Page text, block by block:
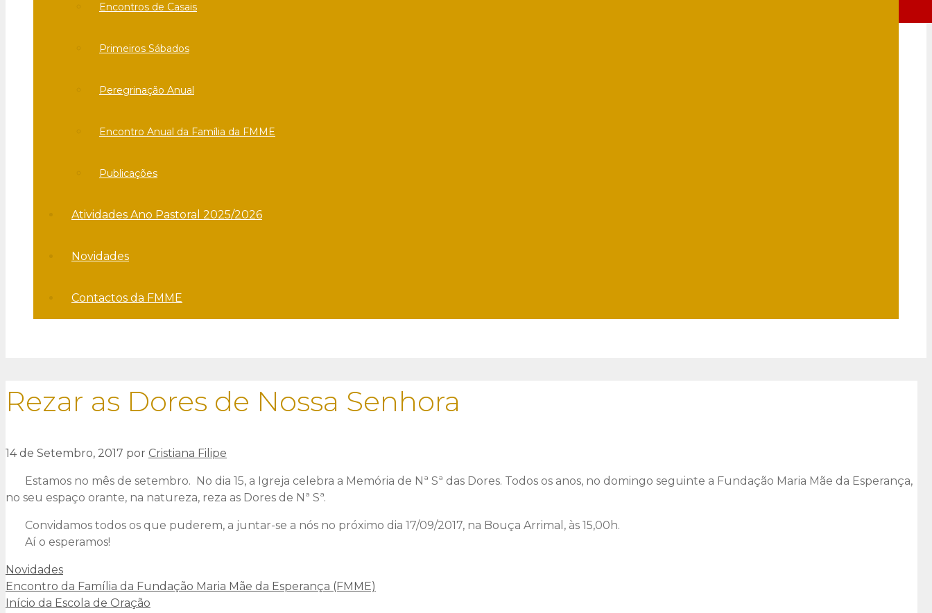
Encontros de Casais
Primeiros Sábados
Peregrinação Anual
Encontro Anual da Família da FMME
Publicações
Atividades Ano Pastoral 2025/2026
Novidades
Contactos da FMME
Rezar as Dores de Nossa Senhora
14 de Setembro, 2017 por Cristiana Filipe
Estamos no mês de setembro. No dia 15, a Igreja celebra a Memória de Nª Sª das Dores. Todos os anos, no domingo seguinte a Fundação Maria Mãe da Esperança,
no seu espaço orante, na natureza, reza as Dores de Nª Sª.
Convidamos todos os que puderem, a juntar-se a nós no próximo dia 17/09/2017, na Bouça Arrimal, às 15,00h.
Aí o esperamos!
Categorias
Novidades
Encontro da Família da Fundação Maria Mãe da Esperança (FMME)
Início da Escola de Oração